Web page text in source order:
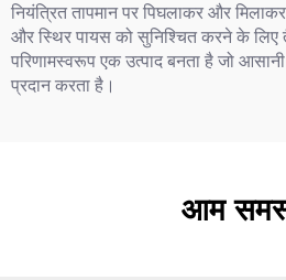
नियंत्रित तापमान पर पिघलाकर और
और स्थिर पायस को सुनिश्चित करने के लिए
परिणामस्वरूप एक उत्पाद बनता है जो
प्रदान करता है।
आम